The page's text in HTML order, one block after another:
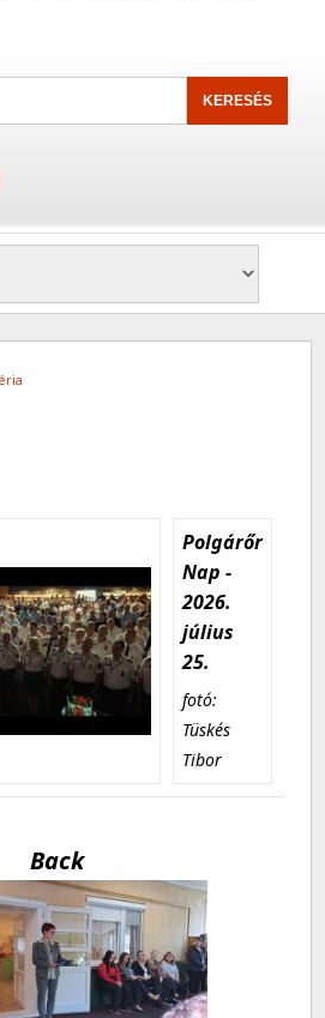
Polgárőr
Nap -
2026.
július
25.
fotó:
Tüskés
Tibor
Back